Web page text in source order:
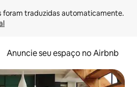
Anuncie seu espaço no Airbnb